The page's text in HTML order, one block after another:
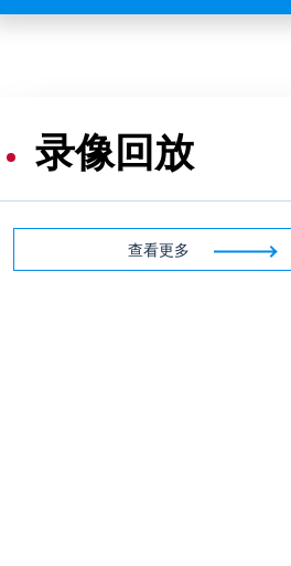
录像回放
查看更多